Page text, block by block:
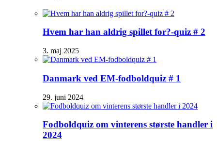
Hvem har han aldrig spillet for?-quiz # 2
3. maj 2025
Danmark ved EM-fodboldquiz # 1
29. juni 2024
Fodboldquiz om vinterens største handler i
2024